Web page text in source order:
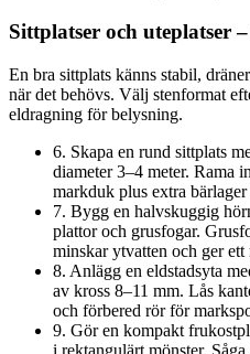
Sittplatser och uteplatser
En bra sittplats känns stabil,
när det behövs. Välj stenformat
eldragning för belysning.
6. Skapa en rund sittplats
diameter 3–4 meter. Rama
markduk plus extra
7. Bygg en halvskuggig
plattor och grusfogar.
minskar ytvatten och ger
8. Anlägg en eldstadsyta
av kross 8–11 mm. Lås
och förbered rör för
9. Gör en kompakt
i rektangulärt mönster.